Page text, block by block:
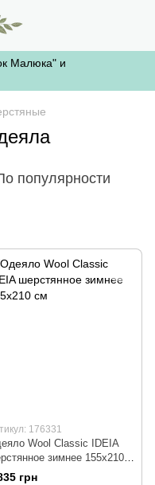
Малюка" и
популярности
176331
Wool Classic IDEIA
зимнее 155x210
грн